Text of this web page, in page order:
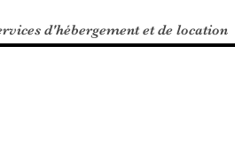
d'hébergement et de location